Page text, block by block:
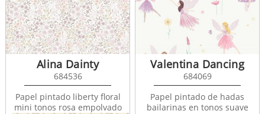
College 136415
Alina Dainty
684536
Papel pintado liberty floral
mini tonos rosa empolvado
Valentina Dancing
684069
Papel pintado de hadas
bailarinas en tonos suave